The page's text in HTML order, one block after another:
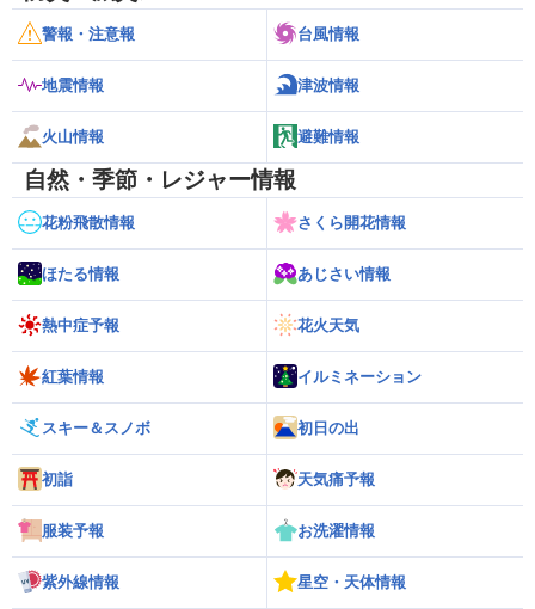
警報・注意報 台風情報
地震情報 津波情報
火山情報 避難情報
自然・季節・レジャー情報
花粉飛散情報 さくら開花情報
ほたる情報 あじさい情報
熱中症予報 花火天気
紅葉情報 イルミネーション
スキー＆スノボ 初日の出
初詣 天気痛予報
服装予報 お洗濯情報
紫外線情報 星空・天体情報